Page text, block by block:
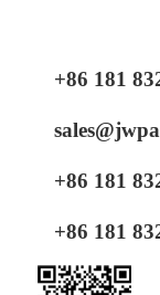
+86 181
+86 181
+86 181